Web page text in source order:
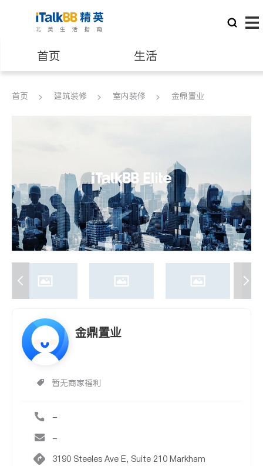
首页 生活
医生 律师
会计师
建筑装修
首页 建筑装修 室内装修 金鼎置业
金鼎置业
暂无商家福利
-
-
3190 Steeles Ave E, Suite 210 Markham